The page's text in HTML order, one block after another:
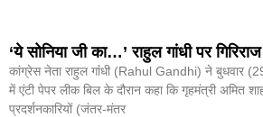
‘ये सोनिया जी का…’ राहुल गांधी पर
कांग्रेस नेता राहुल गांंधी (Rahul Gandhi) ने बुधवार
में एंटी पेपर लीक बिल के दौरान कहा कि गृहमंत्री अमित
प्रदर्शनकारियों (जंतर-मंतर